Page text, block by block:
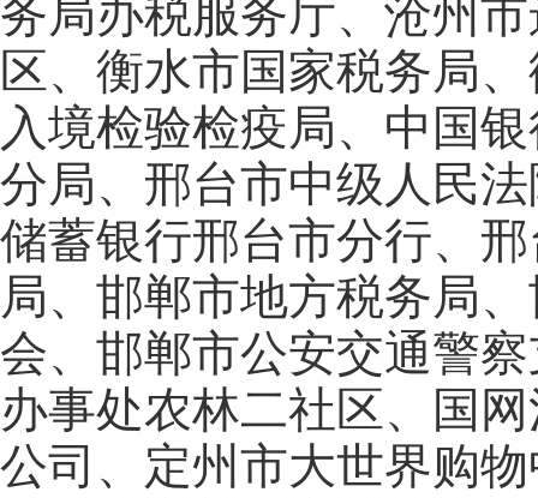
务局办税服务厅、沧州
区、衡水市国家税务局
入境检验检疫局、中国
分局、邢台市中级人民
储蓄银行邢台市分行、
局、邯郸市地方税务局
会、邯郸市公安交通警
办事处农林二社区、国
公司、定州市大世界购